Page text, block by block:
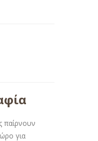
παίρνουν
για